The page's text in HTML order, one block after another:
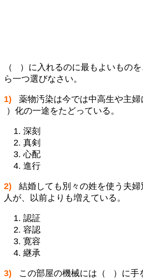
（ ）に入れるのに最もよいもの
ら一つ選びなさい。
1) 薬物汚染は今では中高生や主婦
）化の一途をたどっている。
深刻
真剣
心配
進行
2) 結婚しても別々の姓を使う夫
人が、以前よりも増えている。
認証
容認
寛容
継承
3)
この部屋の機械には（ ）に手